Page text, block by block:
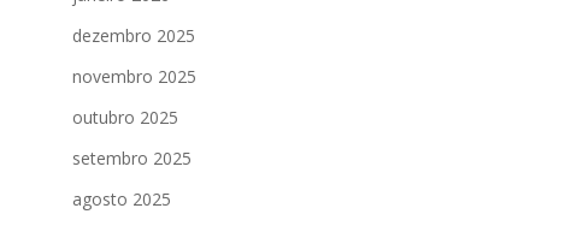
dezembro 2025
novembro 2025
outubro 2025
setembro 2025
agosto 2025